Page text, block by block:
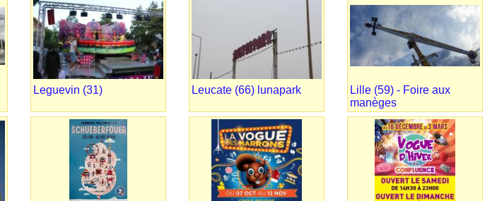
Leguevin (31) Leucate (66) lunapark
Lille (59) - Foire aux
manèges